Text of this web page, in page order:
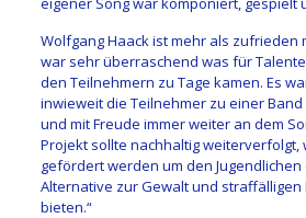
Wolfgang Haack ist mehr als zufrieden
war sehr überraschend was für
den Teilnehmern zu Tage kamen. Es
inwieweit die Teilnehmer zu einer
und mit Freude immer weiter an dem
Projekt sollte nachhaltig
gefördert werden um den
Alternative zur Gewalt und straffälligen
bieten.“